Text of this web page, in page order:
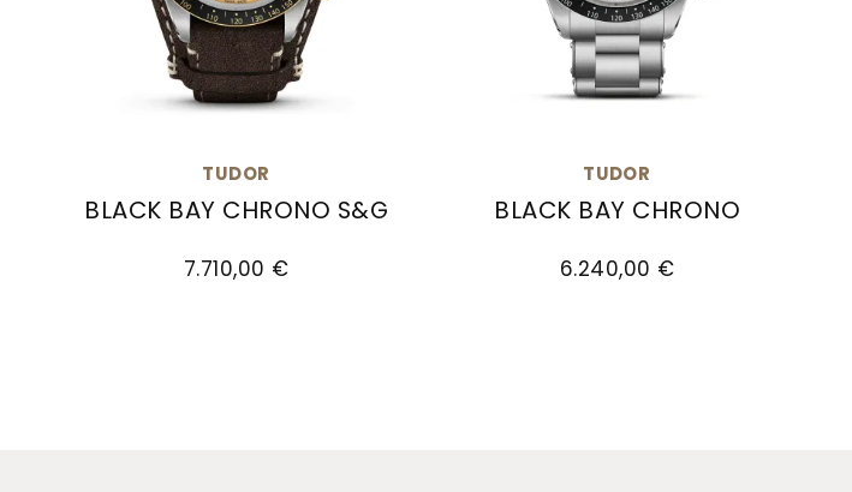
TUDOR
BLACK BAY CHRONO S&G
7.710,00 €
TUDOR
BLACK BAY CHRONO
6.240,00 €